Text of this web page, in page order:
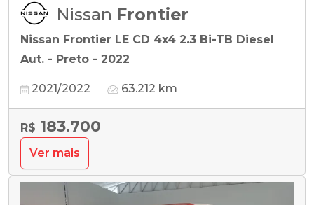
Nissan Frontier
Nissan Frontier LE CD 4x4 2.3 Bi-TB Diesel
Aut. - Preto - 2022
2021/2022 63.212 km
R$ 183.700
Ver mais